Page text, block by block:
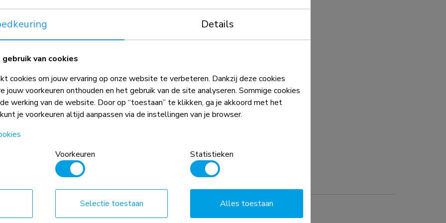
geïnstalleerd aan de linker- of rechterkant van de beugel.
met het gewicht en de
beperkingen voor de
Details
van cookies
cookies om jouw ervaring op onze website te verbeteren. Dankzij deze cookies
jouw voorkeuren onthouden en het gebruik van de site analyseren. Sommige cookies
werking van de website. Door op “toestaan” te klikken, ga je akkoord met het
je voorkeuren altijd aanpassen via de instellingen van je browser.
Voorkeuren Statistieken
Selectie toestaan Alles toestaan